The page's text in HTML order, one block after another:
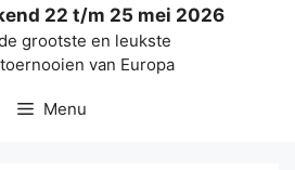
22 t/m 25 mei 2026
grootste en leukste
van Europa
Menu